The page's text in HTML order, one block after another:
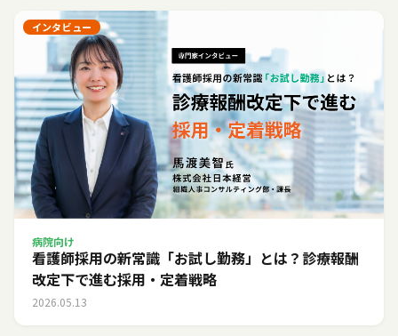
インタビュー
病院向け
看護師採用の新常識「お試し勤務」とは？診療報酬
改定下で進む採用・定着戦略
2026.05.13